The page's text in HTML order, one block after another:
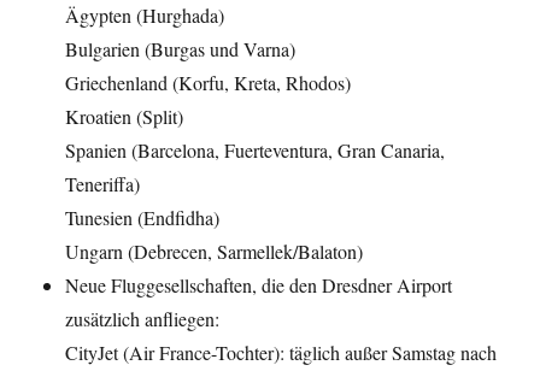
Ägypten (Hurghada)
Bulgarien (Burgas und Varna)
Griechenland (Korfu, Kreta, Rhodos)
Kroatien (Split)
Spanien (Barcelona, Fuerteventura, Gran Canaria,
Teneriffa)
Tunesien (Endfidha)
Ungarn (Debrecen, Sarmellek/Balaton)
Neue Fluggesellschaften, die den Dresdner Airport
zusätzlich anfliegen:
CityJet (Air France-Tochter): täglich außer Samstag nach